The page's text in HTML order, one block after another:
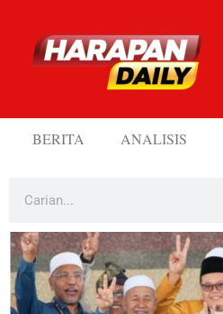
BERITA ANALISIS